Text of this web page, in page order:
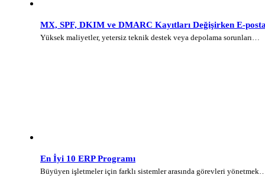
MX, SPF, DKIM ve DMARC Kayıtları Değişirken E-
Yüksek maliyetler, yetersiz teknik destek veya depolama sorunları…
En İyi 10 ERP Programı
Büyüyen işletmeler için farklı sistemler arasında görevleri